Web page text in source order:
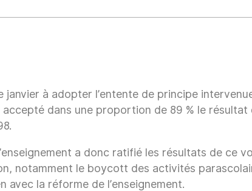
à adopter l’entente de principe
dans une proportion de 89 % le résultat
a donc ratifié les résultats de ce
notamment le boycott des activités
avec la réforme de l’enseignement.